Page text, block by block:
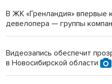
Новосибирский
В ЖК «Гренландия» впервые
девелопера — группы
Видеозапись обеспечит
в Новосибирской области